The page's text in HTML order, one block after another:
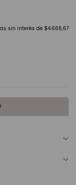
sin interés de $4.666,67